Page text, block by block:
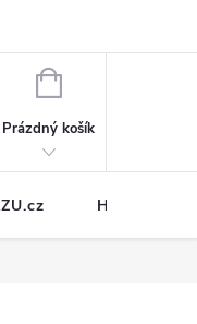
NÁKUPNÍ
Prázdný košík
Hodnocení